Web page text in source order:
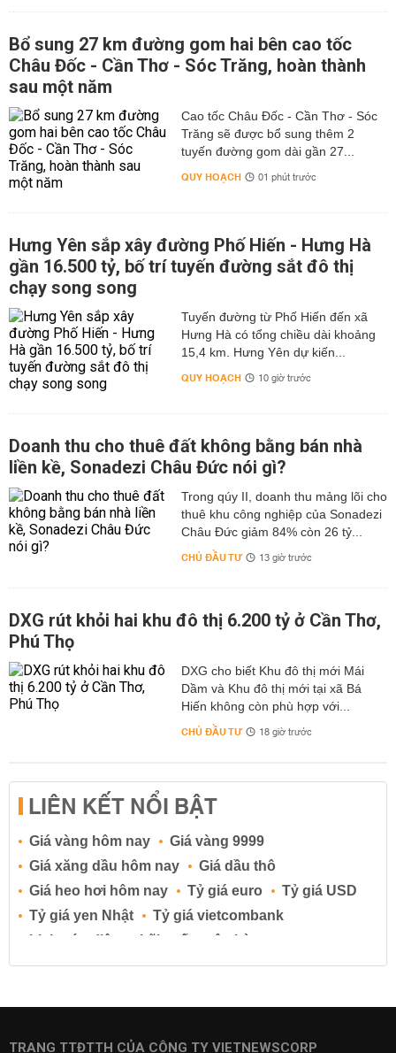
Bổ sung 27 km đường gom hai bên cao tốc
Châu Đốc - Cần Thơ - Sóc Trăng, hoàn thành
sau một năm
Cao tốc Châu Đốc - Cần Thơ - Sóc
Trăng sẽ được bổ sung thêm 2
tuyến đường gom dài gần 27...
QUY HOẠCH 01 phút trước
Hưng Yên sắp xây đường Phố Hiến - Hưng Hà
gần 16.500 tỷ, bố trí tuyến đường sắt đô thị
chạy song song
Tuyến đường từ Phố Hiến đến xã
Hưng Hà có tổng chiều dài khoảng
15,4 km. Hưng Yên dự kiến...
QUY HOẠCH 10 giờ trước
Doanh thu cho thuê đất không bằng bán nhà
liền kề, Sonadezi Châu Đức nói gì?
Trong qúy II, doanh thu mảng lõi cho
thuê khu công nghiệp của Sonadezi
Châu Đức giảm 84% còn 26 tỷ...
CHỦ ĐẦU TƯ 13 giờ trước
DXG rút khỏi hai khu đô thị 6.200 tỷ ở Cần Thơ,
Phú Thọ
DXG cho biết Khu đô thị mới Mái
Dầm và Khu đô thị mới tại xã Bá
Hiến không còn phù hợp với...
CHỦ ĐẦU TƯ 18 giờ trước
LIÊN KẾT NỔI BẬT
Giá vàng hôm nay
Giá vàng 9999
Giá xăng dầu hôm nay
Giá dầu thô
Giá heo hơi hôm nay
Tỷ giá euro
Tỷ giá USD
Tỷ giá yen Nhật
Tỷ giá vietcombank
Lịch cúp điện
Lãi suất ngân hàng
Lãi suất tiết kiệm
Lãi suất tiền gửi
Lãi suất ngân hàng BIDV
TRANG TTĐTTH CỦA CÔNG TY VIETNEWSCORP